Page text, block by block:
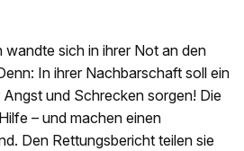
sich in ihrer Not an den
In ihrer Nachbarschaft soll ein
und Schrecken sorgen! Die
– und machen einen
Den Rettungsbericht teilen sie